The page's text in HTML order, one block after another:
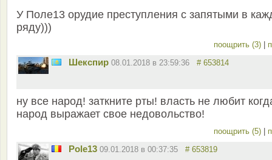
У Поле13 орудие преступления с запятыми в
ряду)))
поощрить (3)
Шекспир 08.01.2018 в 23:59:36 # 653814
ну все народ! заткните рты! власть не любит
народ выражает свое недовольство!
поощрить (5)
Pole13 09.01.2018 в 00:37:35 # 653819